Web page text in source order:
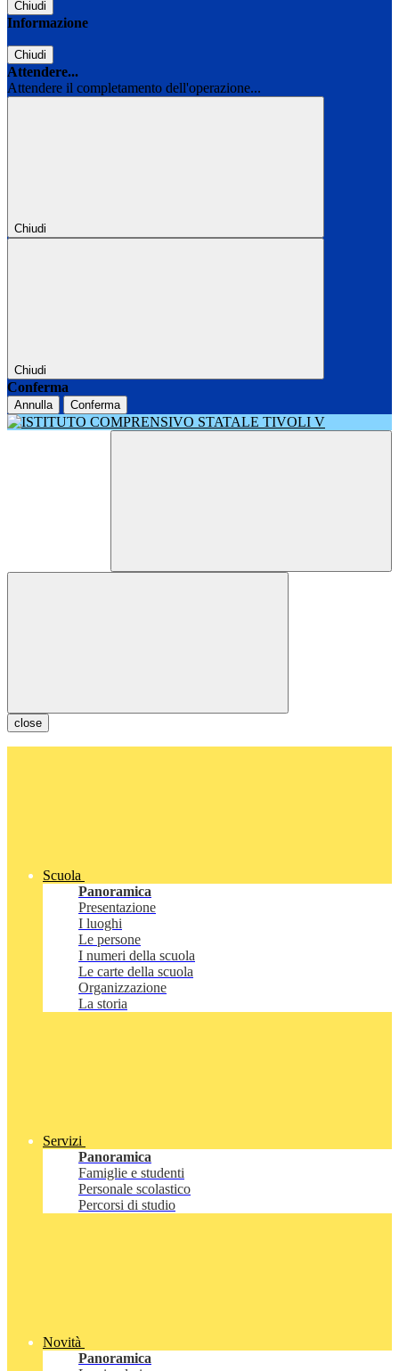
Chiudi
Informazione
Chiudi
Attendere...
Attendere il completamento dell'operazione...
Chiudi
Chiudi
Conferma
Annulla Conferma
close
Scuola
Panoramica
Presentazione
I luoghi
Le persone
I numeri della scuola
Le carte della scuola
Organizzazione
La storia
Servizi
Panoramica
Famiglie e studenti
Personale scolastico
Percorsi di studio
Novità
Panoramica